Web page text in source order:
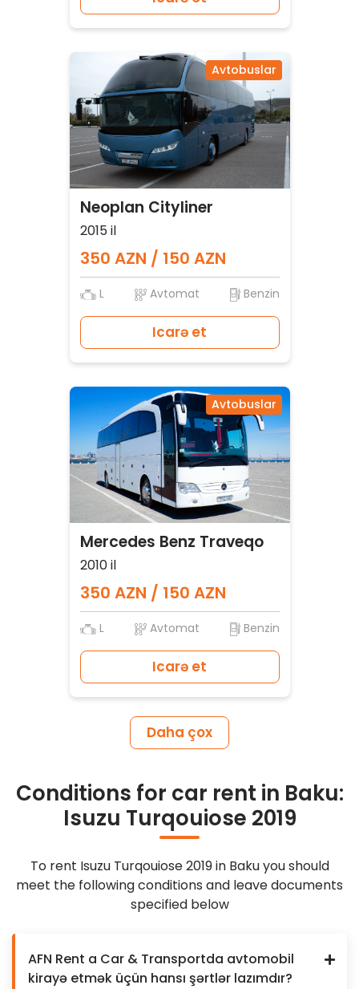
Daha çox
Avtobuslar
Neoplan Cityliner
2015 il
350 AZN / 150 AZN
L Avtomat Benzin
Icarə et
Avtobuslar
Mercedes Benz Traveqo
2010 il
350 AZN / 150 AZN
L Avtomat Benzin
Icarə et
Conditions for car rent in Baku:
Isuzu Turqouiose 2019
To rent Isuzu Turqouiose 2019 in Baku you should
meet the following conditions and leave documents
specified below
AFN Rent a Car & Transportda avtomobil
kirayə etmək üçün hansı şərtlər lazımdır?